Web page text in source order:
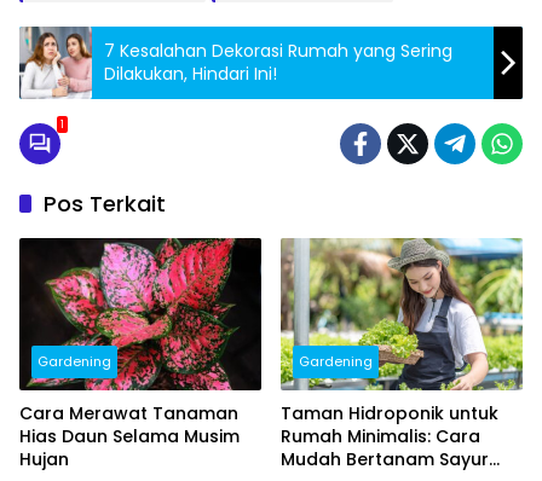
7 Kesalahan Dekorasi Rumah yang Sering
Dilakukan, Hindari Ini!
1
Pos Terkait
Gardening
Cara Merawat Tanaman
Hias Daun Selama Musim
Hujan
Gardening
Taman Hidroponik untuk
Rumah Minimalis: Cara
Mudah Bertanam Sayur